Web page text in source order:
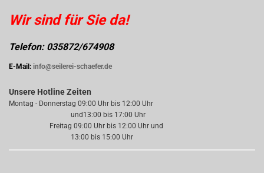
Wir sind für Sie da!
Telefon: 035872/674908
E-Mail: info@seilerei-schaefer.de
Unsere Hotline Zeiten
Montag - Donnerstag 09:00 Uhr bis 12:00 Uhr
und13:00 bis 17:00 Uhr
Freitag 09:00 Uhr bis 12:00 Uhr und
13:00 bis 15:00 Uhr